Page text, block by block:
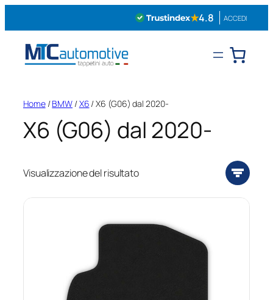
★4.8 ACCEDI
Home/BMW /X6 / X6 (G06) dal 2020-
X6 (G06) dal 2020-
Visualizzazione del risultato